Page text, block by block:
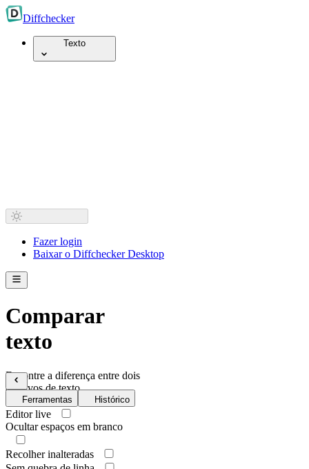
Diffchecker
Texto
Fazer login
Baixar o Diffchecker Desktop
Comparar
texto
Encontre a diferença entre dois
arquivos de texto
Ferramentas Histórico
Editor live
Ocultar espaços em branco
Recolher inalteradas